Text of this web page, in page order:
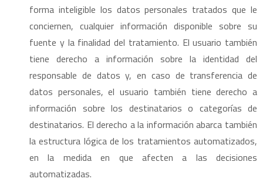
forma inteligible los datos personales tratados que le
conciernen, cualquier información disponible sobre su
fuente y la finalidad del tratamiento. El usuario también
tiene derecho a información sobre la identidad del
responsable de datos y, en caso de transferencia de
datos personales, el usuario también tiene derecho a
información sobre los destinatarios o categorías de
destinatarios. El derecho a la información abarca también
la estructura lógica de los tratamientos automatizados,
en la medida en que afecten a las decisiones
automatizadas.